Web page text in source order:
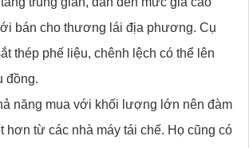
bán cho thương lái địa phương. Cụ
thép phế liệu, chênh lệch có thể lên
đồng.
năng mua với khối lượng lớn nên đàm
hơn từ các nhà máy tái chế. Họ cũng có